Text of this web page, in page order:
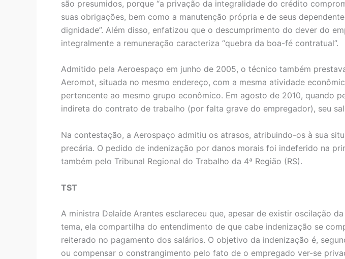
são presumidos, porque “a privação da integralidade do crédito
suas obrigações, bem como a manutenção própria e de seus
dignidade”. Além disso, enfatizou que o descumprimento do dever do
integralmente a remuneração caracteriza “quebra da boa-fé contratual”.
Admitido pela Aeroespaço em junho de 2005, o técnico também
Aeromot, situada no mesmo endereço, com a mesma atividade
pertencente ao mesmo grupo econômico. Em agosto de 2010, quando
indireta do contrato de trabalho (por falta grave do empregador), seu
Na contestação, a Aerospaço admitiu os atrasos, atribuindo-os à sua
precária. O pedido de indenização por danos morais foi indeferido na
também pelo Tribunal Regional do Trabalho da 4ª Região (RS).
TST
A ministra Delaíde Arantes esclareceu que, apesar de existir oscilação
tema, ela compartilha do entendimento de que cabe indenização se
reiterado no pagamento dos salários. O objetivo da indenização é,
ou compensar o constrangimento pelo fato de o empregado ver-se